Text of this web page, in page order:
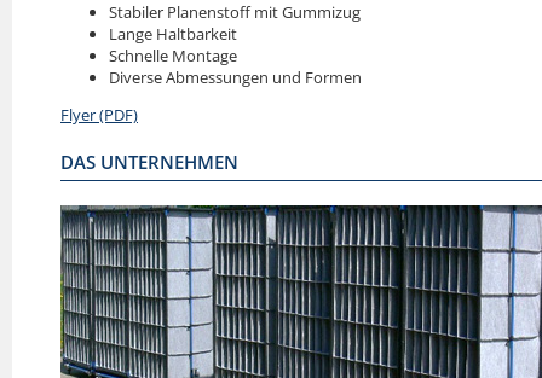
Stabiler Planenstoff mit Gummizug
Lange Haltbarkeit
Schnelle Montage
Diverse Abmessungen und Formen
Flyer (PDF)
DAS UNTERNEHMEN